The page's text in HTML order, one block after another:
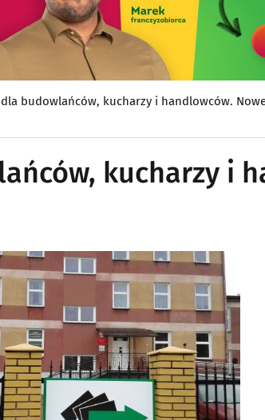
dla budowlańców, kucharzy i handlowców.
kucharzy i